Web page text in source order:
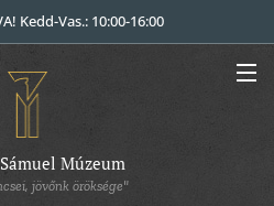
Kedd-Vas.: 10:00-16:00
Múzeum
jövőnk öröksége"